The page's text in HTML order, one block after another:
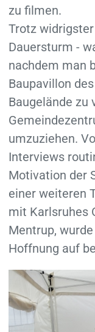
zu filmen.
Trotz
Dauersturm -
nachdem man
Baupavillon
Baugelände zu
umzuziehen.
Interviews
Motivation der
einer weiteren
mit Karlsruhes
Mentrup,
Hoffnung auf